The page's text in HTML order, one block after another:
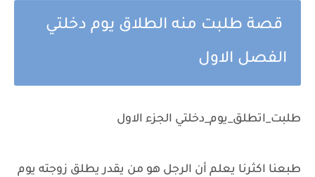
قصة طلبت منه الطلاق يوم دخلتي
الفصل الاول
طلبت_اتطلق_يوم_دخلتي الجزء الاول
طبعنا اكثرنا يعلم أن الرجل هو من يقدر يطلق زوجته يوم